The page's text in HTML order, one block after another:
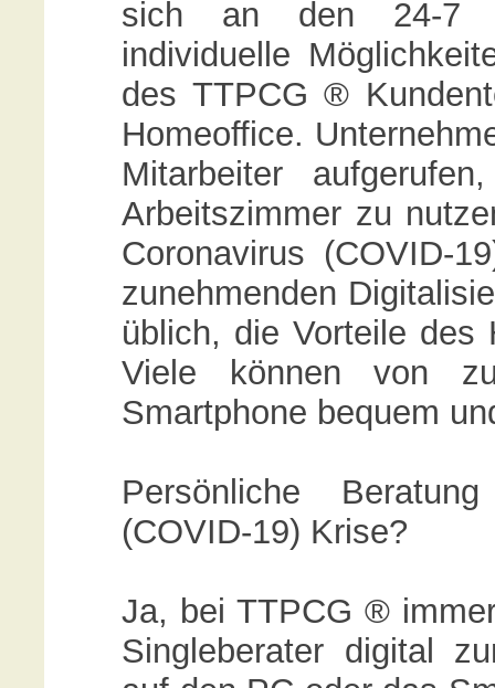
sich an den 24-7
individuelle
des TTPCG ®
Homeoffice.
Mitarbeiter
Arbeitszimmer zu
Coronavirus (COVID-
zunehmenden
üblich, die Vorteile des
Viele können von
Smartphone bequem
Persönliche
(COVID-19) Krise?
Ja, bei TTPCG ®
Singleberater digital